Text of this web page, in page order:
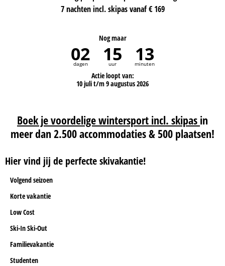
7 nachten incl. skipas vanaf € 169
Nog maar
02
dagen 15
uur 13
minuten
Actie loopt van:
10 juli t/m 9 augustus 2026
Boek je voordelige wintersport incl. skipas in
meer dan 2.500 accommodaties & 500 plaatsen!
Hier vind jij de perfecte skivakantie!
Volgend seizoen
Korte vakantie
Low Cost
Ski-In Ski-Out
Familievakantie
Studenten